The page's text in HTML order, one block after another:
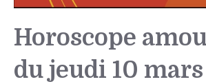
Horoscope
du jeudi 10